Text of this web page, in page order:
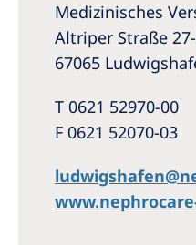
Slovakia
Slovenia
Sweden
United Kingdom
Medizinisches
Altriper Straße
67065
T 0621 52970-00
F 0621 52070-03